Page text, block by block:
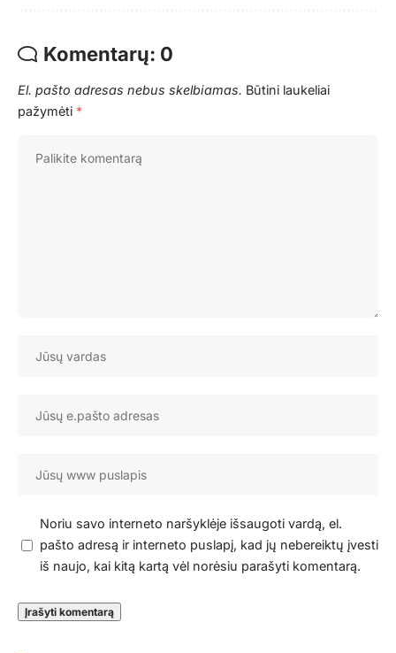
Komentarų: 0
El. pašto adresas nebus skelbiamas. Būtini laukeliai
pažymėti *
Noriu savo interneto naršyklėje išsaugoti vardą, el.
pašto adresą ir interneto puslapį, kad jų nebereiktų įvesti
iš naujo, kai kitą kartą vėl norėsiu parašyti komentarą.